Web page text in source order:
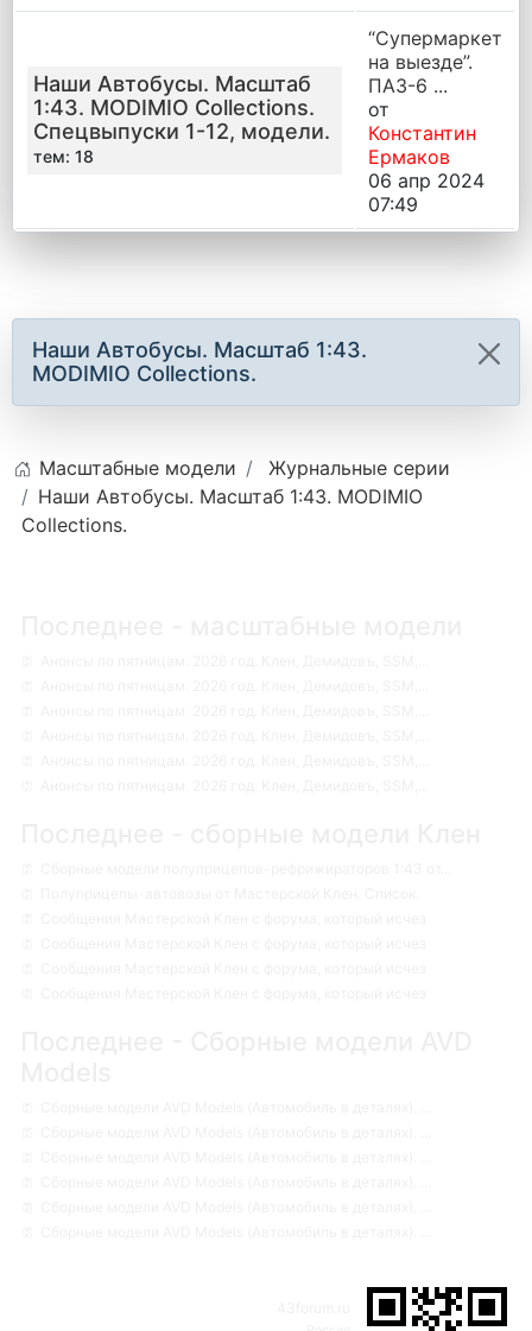
Наши Автобусы. Масштаб
1:43. MODIMIO Collections.
Спецвыпуски 1-12, модели.
тем: 18
“Супермаркет
на выезде”.
ПАЗ-6 ...
от
Константин
Ермаков
06 апр 2024
07:49
Наши Автобусы. Масштаб 1:43.
MODIMIO Collections.
Масштабные модели
Журнальные серии
Наши Автобусы. Масштаб 1:43. MODIMIO
Collections.